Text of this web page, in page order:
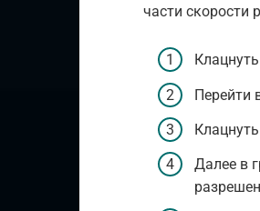
части скорости
Перейти
Далее в